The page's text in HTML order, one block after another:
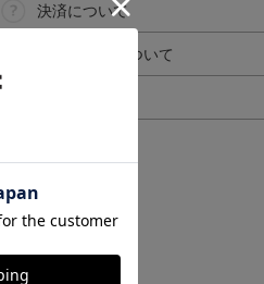
決済について
ギフト対応について